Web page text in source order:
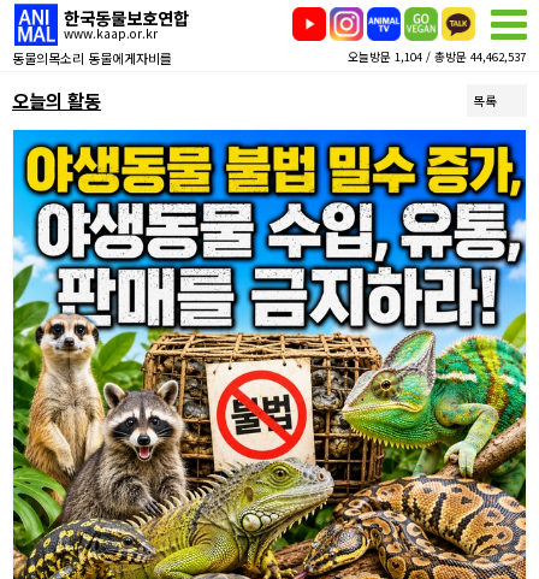
한국동물보호연합
www.kaap.or.kr
동물의목소리 동물에게자비를 오늘방문 1,104 / 총방문 44,462,537
오늘의 활동 목록